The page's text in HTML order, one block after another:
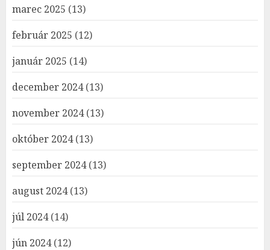
marec 2025 (13)
február 2025 (12)
január 2025 (14)
december 2024(13)
november 2024(13)
október 2024(13)
september 2024(13)
august 2024(13)
júl 2024(14)
jún 2024(12)